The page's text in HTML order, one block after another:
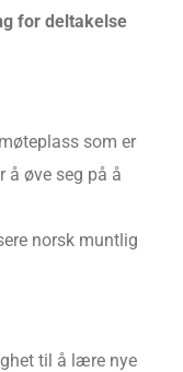
for deltakelse
som er
å øve seg på å
norsk muntlig
til å lære nye